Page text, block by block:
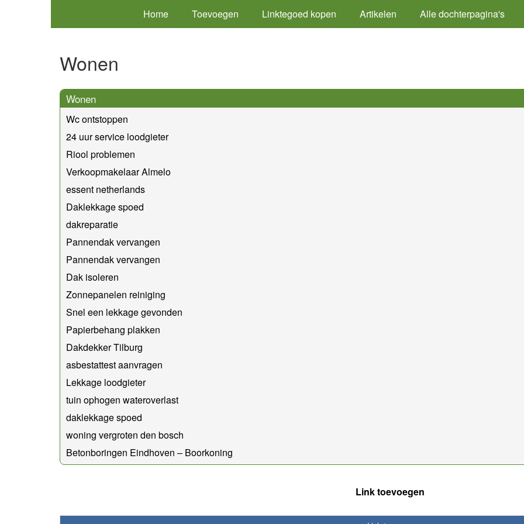
Home Toevoegen Linktegoed kopen Artikelen Alle dochterpagina's
Wonen
Wonen
Wc ontstoppen
24 uur service loodgieter
Riool problemen
Verkoopmakelaar Almelo
essent netherlands
Daklekkage spoed
dakreparatie
Pannendak vervangen
Pannendak vervangen
Dak isoleren
Zonnepanelen reiniging
Snel een lekkage gevonden
Papierbehang plakken
Dakdekker Tilburg
asbestattest aanvragen
Lekkage loodgieter
tuin ophogen wateroverlast
daklekkage spoed
woning vergroten den bosch
Betonboringen Eindhoven – Boorkoning
Link toevoegen